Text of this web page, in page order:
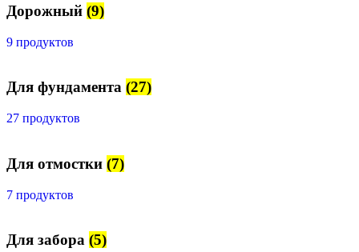
Дорожный (9)
9 продуктов
Для фундамента (27)
27 продуктов
Для отмостки (7)
7 продуктов
Для забора (5)